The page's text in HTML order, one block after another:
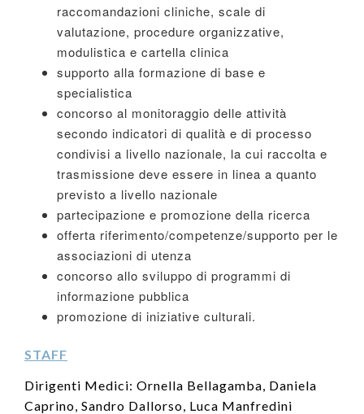
raccomandazioni cliniche, scale di
valutazione, procedure organizzative,
modulistica e cartella clinica
supporto alla formazione di base e
specialistica
concorso al monitoraggio delle attività
secondo indicatori di qualità e di processo
condivisi a livello nazionale, la cui raccolta e
trasmissione deve essere in linea a quanto
previsto a livello nazionale
partecipazione e promozione della ricerca
offerta riferimento/competenze/supporto per le
associazioni di utenza
concorso allo sviluppo di programmi di
informazione pubblica
promozione di iniziative culturali.
STAFF
Dirigenti Medici: Ornella Bellagamba, Daniela
Caprino, Sandro Dallorso, Luca Manfredini